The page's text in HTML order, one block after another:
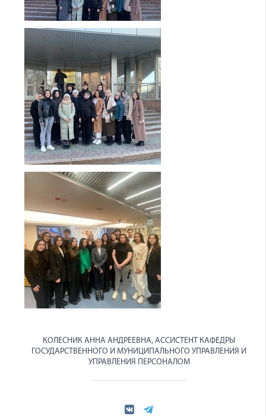
КОЛЕСНИК АННА АНДРЕЕВНА, АССИСТЕНТ КАФЕДРЫ
ГОСУДАРСТВЕННОГО И МУНИЦИПАЛЬНОГО УПРАВЛЕНИЯ И
УПРАВЛЕНИЯ ПЕРСОНАЛОМ